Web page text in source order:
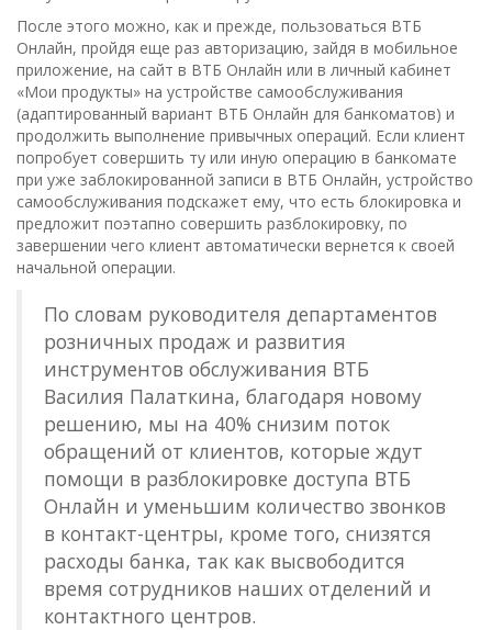
После этого можно, как и прежде, пользоваться ВТБ
Онлайн, пройдя еще раз авторизацию, зайдя в мобильное
приложение, на сайт в ВТБ Онлайн или в личный кабинет
«Мои продукты» на устройстве самообслуживания
(адаптированный вариант ВТБ Онлайн для банкоматов) и
продолжить выполнение привычных операций. Если клиент
попробует совершить ту или иную операцию в банкомате
при уже заблокированной записи в ВТБ Онлайн, устройство
самообслуживания подскажет ему, что есть блокировка и
предложит поэтапно совершить разблокировку, по
завершении чего клиент автоматически вернется к своей
начальной операции.
По словам руководителя департаментов
розничных продаж и развития
инструментов обслуживания ВТБ
Василия Палаткина, благодаря новому
решению, мы на 40% снизим поток
обращений от клиентов, которые ждут
помощи в разблокировке доступа ВТБ
Онлайн и уменьшим количество звонков
в контакт-центры, кроме того, снизятся
расходы банка, так как высвободится
время сотрудников наших отделений и
контактного центров.